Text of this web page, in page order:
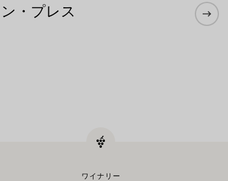
・プレス
ワイナリー